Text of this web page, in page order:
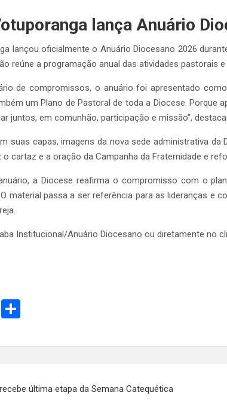
lança Anuário
lançou oficialmente o Anuário Diocesano 2026
reúne a programação anual das atividades pastorais
de compromissos, o anuário foi apresentado
um Plano de Pastoral de toda a Diocese. Porque
juntos, em comunhão, participação e missão”,
suas capas, imagens da nova sede administrativa
cartaz e a oração da Campanha da Fraternidade e
a Diocese reafirma o compromisso com o
material passa a ser referência para as lideranças e
Institucional/Anuário Diocesano ou diretamente no
X
ar
última etapa da Semana Catequética